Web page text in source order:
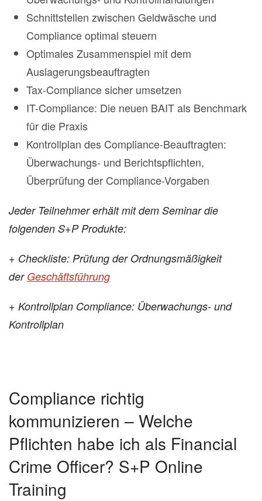
Schnittstellen zwischen Geldwäsche und
Compliance optimal steuern
Optimales Zusammenspiel mit dem
Auslagerungsbeauftragten
Tax-Compliance sicher umsetzen
IT-Compliance: Die neuen BAIT als Benchmark
für die Praxis
Kontrollplan des Compliance-Beauftragten:
Überwachungs- und Berichtspflichten,
Überprüfung der Compliance-Vorgaben
Jeder Teilnehmer erhält mit dem Seminar die
folgenden S+P Produkte:
+ Checkliste: Prüfung der Ordnungsmäßigkeit
der Geschäftsführung
+ Kontrollplan Compliance: Überwachungs- und
Kontrollplan
Compliance richtig
kommunizieren – Welche
Pflichten habe ich als Financial
Crime Officer? S+P Online
Training